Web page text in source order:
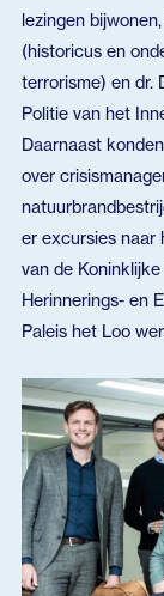
lezingen
(historicus en
terrorisme) en dr.
Politie van het
Daarnaast
over
er excursies naar
van de
Herinnerings- en
Paleis het Loo